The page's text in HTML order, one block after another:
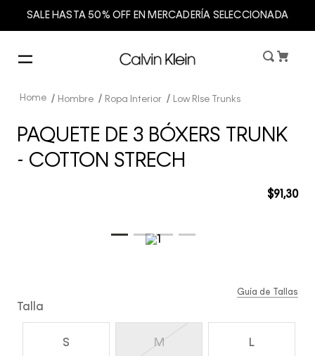
SALE HASTA 50% OFF EN MERCADERÍA SELECCIONADA
Hombre Ropa Interior Low RIse Trunks
PAQUETE DE 3 BÓXERS TRUNK
- COTTON STRECH
$91 ,30
Talla
S M L
Guía de Tallas